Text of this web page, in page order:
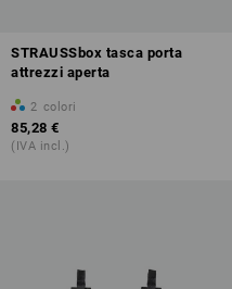
STRAUSSbox tasca porta
attrezzi aperta
2 colori
85,28 €
(IVA incl.)